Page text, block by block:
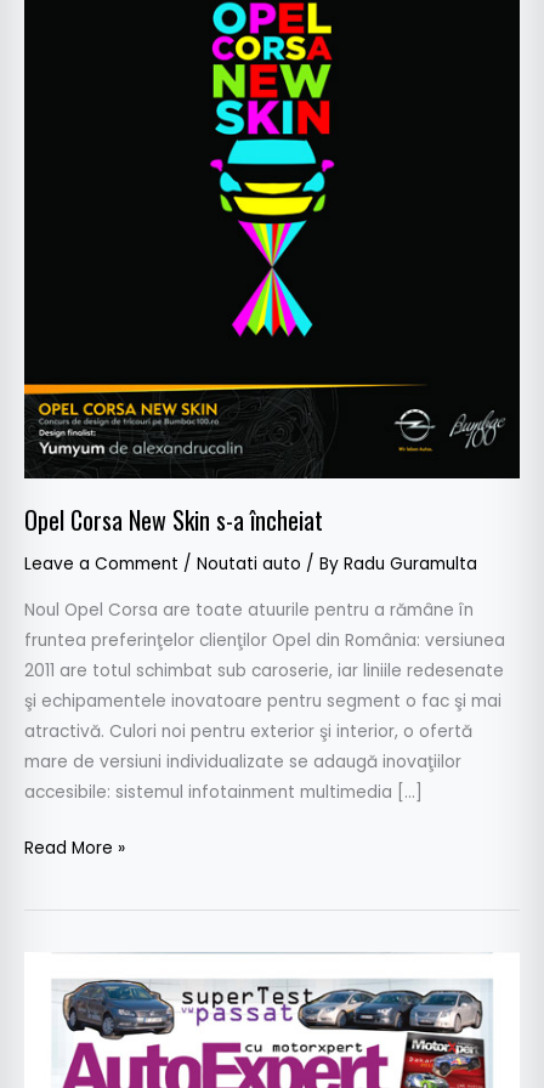
Opel Corsa New Skin s-a încheiat
Leave a Comment / Noutati auto / By Radu Guramulta
Noul Opel Corsa are toate atuurile pentru a rămâne în
fruntea preferinţelor clienţilor Opel din România: versiunea
2011 are totul schimbat sub caroserie, iar liniile redesenate
şi echipamentele inovatoare pentru segment o fac şi mai
atractivă. Culori noi pentru exterior şi interior, o ofertă
mare de versiuni individualizate se adaugă inovaţiilor
accesibile: sistemul infotainment multimedia […]
Read More »
apărut
numărul